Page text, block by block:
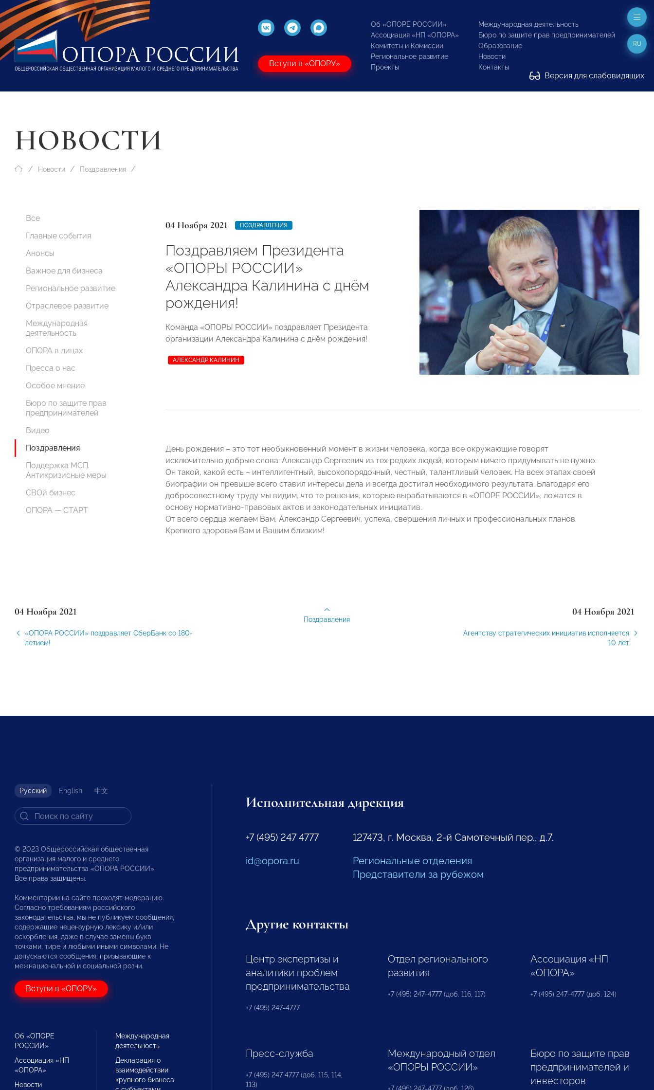
Вступи в «ОПОРУ»
Об «ОПОРЕ РОССИИ»
Ассоциация «НП «ОПОРА»
Комитеты и Комиссии
Региональное развитие
Проекты
Международная деятельность
Бюро по защите прав предпринимателей
Образование
Новости
Контакты
Версия для слабовидящих
RU
НОВОСТИ
Новости Поздравления
Все
Главные события
Анонсы
Важное для бизнеса
Региональное развитие
Отраслевое развитие
Международная
деятельность
ОПОРА в лицах
Пресса о нас
Особое мнение
Бюро по защите прав
предпринимателей
Видео
Поздравления
Поддержка МСП.
Антикризисные меры
СВОй бизнес
ОПОРА — СТАРТ
04 Ноября 2021 ПОЗДРАВЛЕНИЯ
Поздравляем Президента
«ОПОРЫ РОССИИ»
Александра Калинина с днём
рождения!
Команда «ОПОРЫ РОССИИ» поздравляет Президента
организации Александра Калинина с днём рождения!
АЛЕКСАНДР КАЛИНИН
День рождения – это тот необыкновенный момент в жизни человека, когда все окружающие говорят
исключительно добрые слова. Александр Сергеевич из тех редких людей, которым ничего придумывать не нужно.
Он такой, какой есть – интеллигентный, высокопорядочный, честный, талантливый человек. На всех этапах своей
биографии он превыше всего ставил интересы дела и всегда достигал необходимого результата. Благодаря его
добросовестному труду мы видим, что те решения, которые вырабатываются в «ОПОРЕ РОССИИ», ложатся в
основу нормативно-правовых актов и законодательных инициатив.
От всего сердца желаем Вам, Александр Сергеевич, успеха, свершения личных и профессиональных планов.
Крепкого здоровья Вам и Вашим близким!
04 Ноября 2021
«ОПОРА РОССИИ» поздравляет СберБанк со 180-
летием!
04 Ноября 2021
Агентству стратегических инициатив исполняется
10 лет
Поздравления
Русский English 中文
© 2023 Общероссийская общественная
организация малого и среднего
предпринимательства «ОПОРА РОССИИ».
Все права защищены.
Комментарии на сайте проходят модерацию.
Согласно требованиям российского
законодательства, мы не публикуем сообщения,
содержащие нецензурную лексику и/или
оскорбления, даже в случае замены букв
точками, тире и любыми иными символами. Не
допускаются сообщения, призывающие к
межнациональной и социальной розни.
Вступи в «ОПОРУ»
Об «ОПОРЕ
РОССИИ»
Ассоциация «НП
«ОПОРА»
Новости
Международная
деятельность
Декларация о
взаимодействии
крупного бизнеса
Исполнительная дирекция
+7 (495) 247 4777
id@opora.ru
127473, г. Москва, 2-й Самотечный пер., д.7.
Региональные отделения
Представители за рубежом
Другие контакты
Центр экспертизы и
аналитики проблем
предпринимательства
+7 (495) 247-4777
Отдел регионального
развития
+7 (495) 247-4777 (доб. 116, 117)
Ассоциация «НП
«ОПОРА»
+7 (495) 247-4777 (доб. 124)
Пресс-служба
+7 (495) 247 4777 (доб. 115, 114,
113)
Международный отдел
«ОПОРЫ РОССИИ»
Бюро по защите прав
предпринимателей и
инвесторов